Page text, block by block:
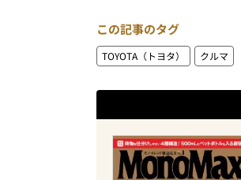
この記事のタグ
TOYOTA（トヨタ） クルマ